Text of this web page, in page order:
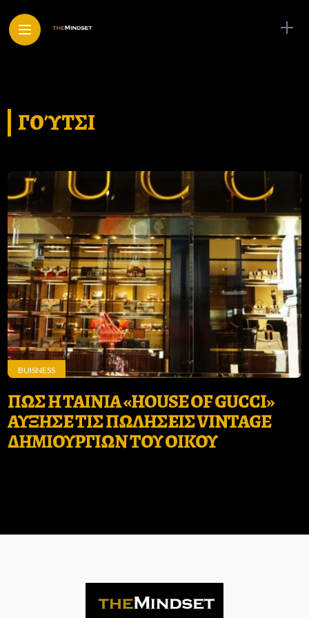
ΓΟΎΤΣΙ
BUISNESS
ΠΩΣ Η ΤΑΙΝΙΑ «HOUSE OF GUCCI»
ΑΥΞΗΣΕ ΤΙΣ ΠΩΛΗΣΕΙΣ VINTAGE
ΔΗΜΙΟΥΡΓΙΩΝ ΤΟΥ ΟΙΚΟΥ